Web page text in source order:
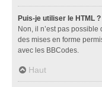
Puis-je utiliser le HTML ?
Non, il n’est pas
des mises en forme
avec les BBCodes.
Haut